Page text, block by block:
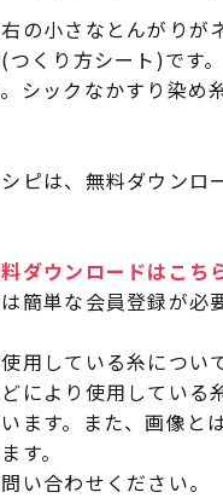
の小さなとんがりが
つくり方シート)です
シックなかすり染め
ピは、無料ダウンロ
ダウンロードはこち
は簡単な会員登録が必
用している糸につい
により使用している
ます。また、画像と
す。
い合わせください。